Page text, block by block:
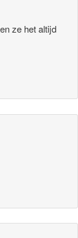
ze het altijd